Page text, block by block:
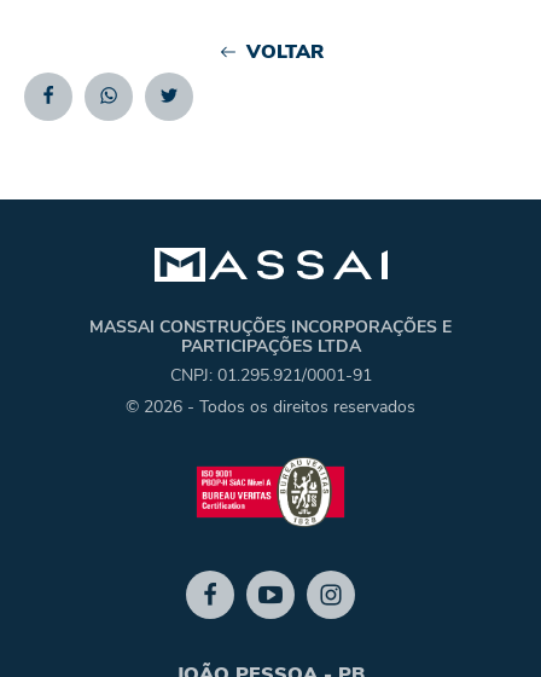
VOLTAR
FacebookWhatsappTwitter
MASSAI CONSTRUÇÕES INCORPORAÇÕES E
PARTICIPAÇÕES LTDA
CNPJ: 01.295.921/0001-91
© 2026 - Todos os direitos reservados